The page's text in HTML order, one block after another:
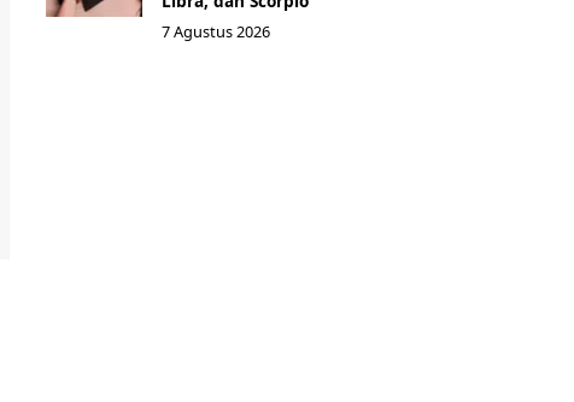
7 Agustus 2026